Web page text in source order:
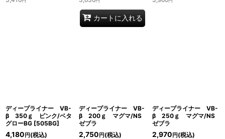
カートに入れる
ディープライナー VB-
β 350ｇ ピンク/ベタ
グローBG [505BG]
4,180 円 (税込)
ディープライナー VB-
β 200ｇ マグマ/NS
ゼブラ
2,750 円(税込)
ディープライナー VB-
β 250ｇ マグマ/NS
ゼブラ
2,970 円(税込)